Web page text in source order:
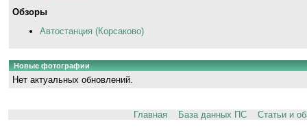
Обзоры
Автостанция (Корсаково)
Новые фотографии
Нет актуальных обновлений.
Главная База данных ПС Статьи и